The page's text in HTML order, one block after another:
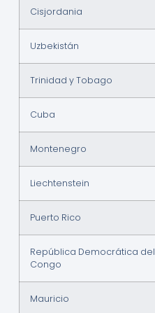
Cisjordania
Uzbekistán
Trinidad y Tobago
Cuba
Montenegro
Liechtenstein
Puerto Rico
República Democrática del
Congo
Mauricio